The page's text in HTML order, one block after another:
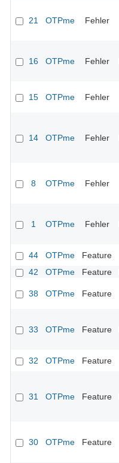
21 OTPme Fehler
16 OTPme Fehler
15 OTPme Fehler
14 OTPme Fehler
8 OTPme Fehler
1 OTPme Fehler
44
OTPme Feature
42
OTPme Feature
38 OTPme Feature
33 OTPme Feature
32
OTPme Feature
31 OTPme Feature
30 OTPme Feature